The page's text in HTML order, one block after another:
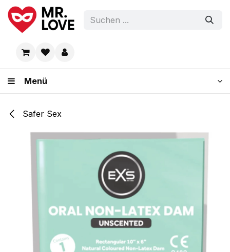
Zum Inhalt springen
Menü
Safer Sex